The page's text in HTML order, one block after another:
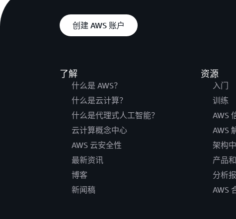
创建 AWS 账户
了解
什么是 AWS？
什么是云计算？
什么是代理式人工智能？
云计算概念中心
AWS 云安全性
最新资讯
博客
新闻稿
资源
入门
训练
AWS
AWS
架构
产品
分析
AWS